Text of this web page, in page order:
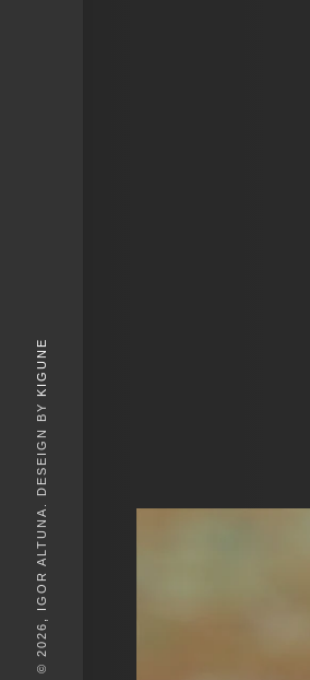
© 2026, IGOR ALTUNA. DESEIGN BY
KIGUNE